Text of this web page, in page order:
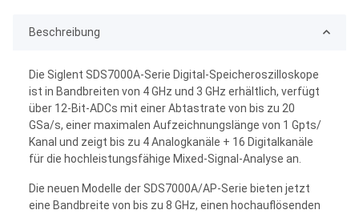
Beschreibung
Die Siglent SDS7000A-Serie Digital-Speicheroszilloskope
ist in Bandbreiten von 4 GHz und 3 GHz erhältlich, verfügt
über 12-Bit-ADCs mit einer Abtastrate von bis zu 20
GSa/s, einer maximalen Aufzeichnungslänge von 1 Gpts/
Kanal und zeigt bis zu 4 Analogkanäle + 16 Digitalkanäle
für die hochleistungsfähige Mixed-Signal-Analyse an.
Die neuen Modelle der SDS7000A/AP-Serie bieten jetzt
eine Bandbreite von bis zu 8 GHz, einen hochauflösenden